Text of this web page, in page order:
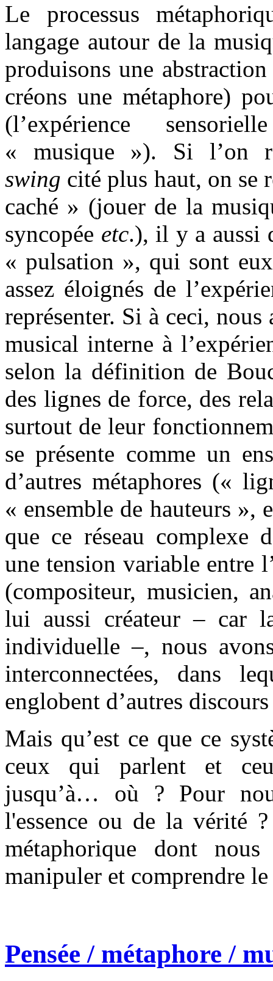
Le processus
langage autour de la
produisons une
créons une métaphore)
(l’expérience
« musique »). Si l’on
swing cité plus haut, on se
caché » (jouer de la
syncopée etc.), il y a aussi
« pulsation », qui sont
assez éloignés de
représenter. Si à ceci, nous
musical interne à
selon la définition de
des lignes de force, des
surtout de leur
se présente comme un
d’autres métaphores («
« ensemble de hauteurs »,
que ce réseau complexe
une tension variable entre
(compositeur, musicien,
lui aussi créateur – car
individuelle –, nous
interconnectées, dans
englobent d’autres
Mais qu’est ce que ce
ceux qui parlent et
jusqu’à… où ? Pour
l'essence ou de la vérité
métaphorique dont
manipuler et comprendre
Pensée / métaphore /